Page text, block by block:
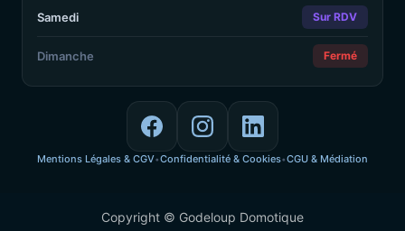
Samedi Sur RDV
Dimanche Fermé
Mentions Légales & CGV•Confidentialité & Cookies•CGU & Médiation
Copyright © Godeloup Domotique